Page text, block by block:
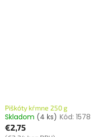
Piškóty kŕmne 250 g
Skladom (4 ks) Kód: 1578
€2,75